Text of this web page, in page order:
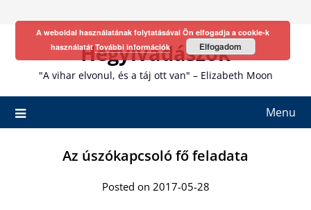
Hegyivadászok
"A vihar elvonul, és a táj ott van" – Elizabeth Moon
Menu
Az úszókapcsoló fő feladata
Posted on 2017-05-28
A weboldal használatának folytatásával Ön elfogadja a cookie-k
használatátTovábbi információk Elfogadom